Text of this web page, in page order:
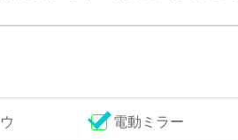
電動ミラー